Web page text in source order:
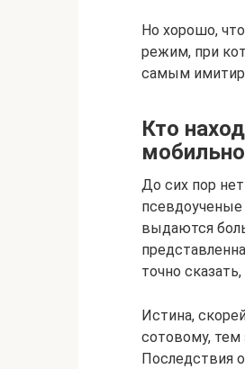
Но хорошо,
режим, при
самым
Кто
До сих пор
псевдоученые
выдаются
точно
Истина,
сотовому, тем
Последствия